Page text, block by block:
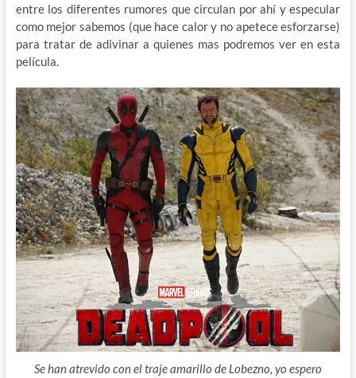
entre los diferentes rumores que circulan por ahí y especular
como mejor sabemos (que hace calor y no apetece esforzarse)
para tratar de adivinar a quienes mas podremos ver en esta
película.
Se han atrevido con el traje amarillo de Lobezno, yo espero